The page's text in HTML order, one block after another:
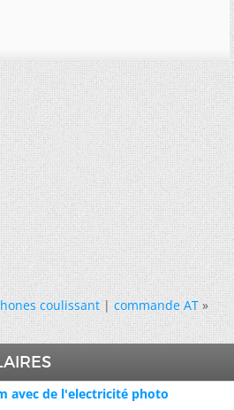
coulissant|commande AT »
avec de l'electricité photo